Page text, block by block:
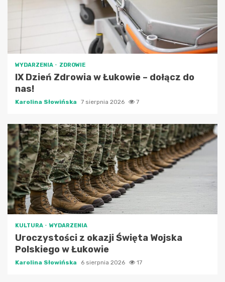
WYDARZENIA ZDROWIE
IX Dzień Zdrowia w Łukowie – dołącz do
nas!
Karolina Słowińska 7 sierpnia 2026 7
KULTURA WYDARZENIA
Uroczystości z okazji Święta Wojska
Polskiego w Łukowie
Karolina Słowińska 6 sierpnia 2026 17